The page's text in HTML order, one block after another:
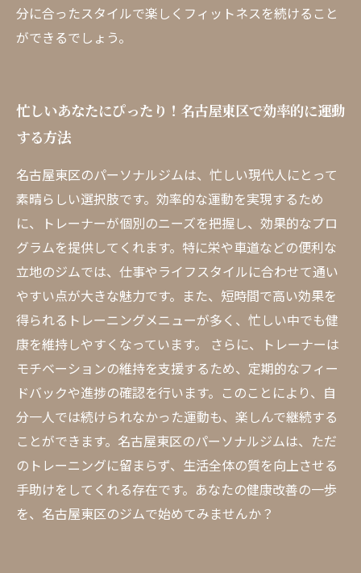
分に合ったスタイルで楽しくフィットネスを続けること
ができるでしょう。
忙しいあなたにぴったり！名古屋東区で効率的に運動
する方法
名古屋東区のパーソナルジムは、忙しい現代人にとって
素晴らしい選択肢です。効率的な運動を実現するため
に、トレーナーが個別のニーズを把握し、効果的なプロ
グラムを提供してくれます。特に栄や車道などの便利な
立地のジムでは、仕事やライフスタイルに合わせて通い
やすい点が大きな魅力です。また、短時間で高い効果を
得られるトレーニングメニューが多く、忙しい中でも健
康を維持しやすくなっています。 さらに、トレーナーは
モチベーションの維持を支援するため、定期的なフィー
ドバックや進捗の確認を行います。このことにより、自
分一人では続けられなかった運動も、楽しんで継続する
ことができます。名古屋東区のパーソナルジムは、ただ
のトレーニングに留まらず、生活全体の質を向上させる
手助けをしてくれる存在です。あなたの健康改善の一歩
を、名古屋東区のジムで始めてみませんか？